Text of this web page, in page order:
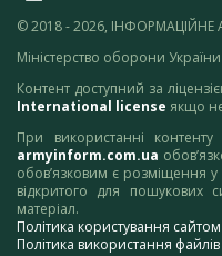
© 2018 - 2026, ІНФОРМАЦІЙНЕ
Міністерство оборони України
Контент доступний за
International license якщо
При використанні
armyinform.com.ua
обов’язковим є розміщення
відкритого для пошукових
матеріал.
Політика користування
Політика використання